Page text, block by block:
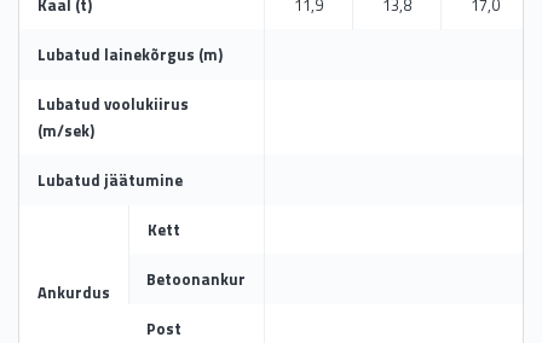
Kaal (t) 11,9 13,8 17,0
Lubatud lainekõrgus (m)
Lubatud voolukiirus
(m/sek)
Lubatud jäätumine
Ankurdus
Kett
Betoonankur
Post